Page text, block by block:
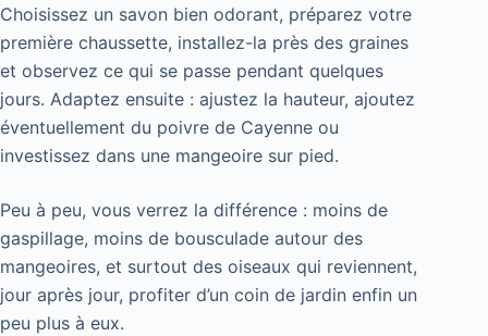
Choisissez un savon bien odorant, préparez votre
première chaussette, installez-la près des graines
et observez ce qui se passe pendant quelques
jours. Adaptez ensuite : ajustez la hauteur, ajoutez
éventuellement du poivre de Cayenne ou
investissez dans une mangeoire sur pied.
Peu à peu, vous verrez la différence : moins de
gaspillage, moins de bousculade autour des
mangeoires, et surtout des oiseaux qui reviennent,
jour après jour, profiter d’un coin de jardin enfin un
peu plus à eux.